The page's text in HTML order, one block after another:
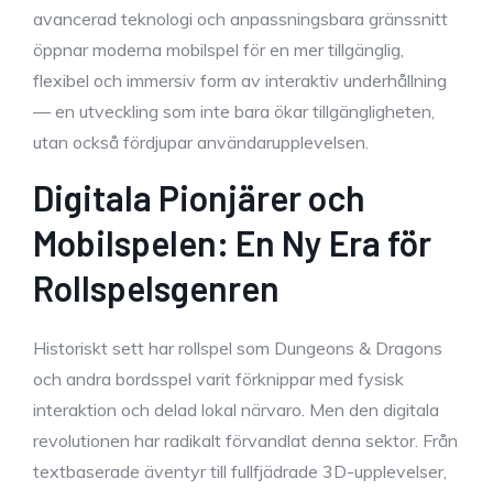
avancerad teknologi och anpassningsbara gränssnitt
öppnar moderna mobilspel för en mer tillgänglig,
flexibel och immersiv form av interaktiv underhållning
— en utveckling som inte bara ökar tillgängligheten,
utan också fördjupar användarupplevelsen.
Digitala Pionjärer och
Mobilspelen: En Ny Era för
Rollspelsgenren
Historiskt sett har rollspel som Dungeons & Dragons
och andra bordsspel varit förknippar med fysisk
interaktion och delad lokal närvaro. Men den digitala
revolutionen har radikalt förvandlat denna sektor. Från
textbaserade äventyr till fullfjädrade 3D-upplevelser,